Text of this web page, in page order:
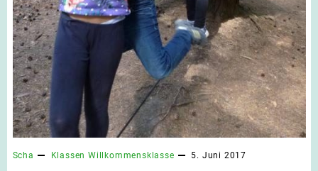
Scha Klassen Willkommensklasse 5. Juni 2017